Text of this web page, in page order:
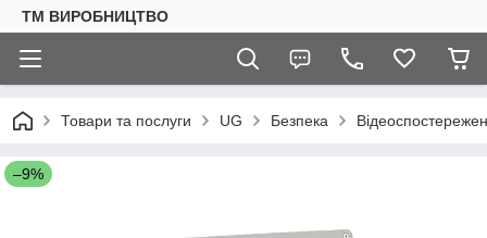
ТМ ВИРОБНИЦТВО
Товари та послуги UG Безпека
–9%